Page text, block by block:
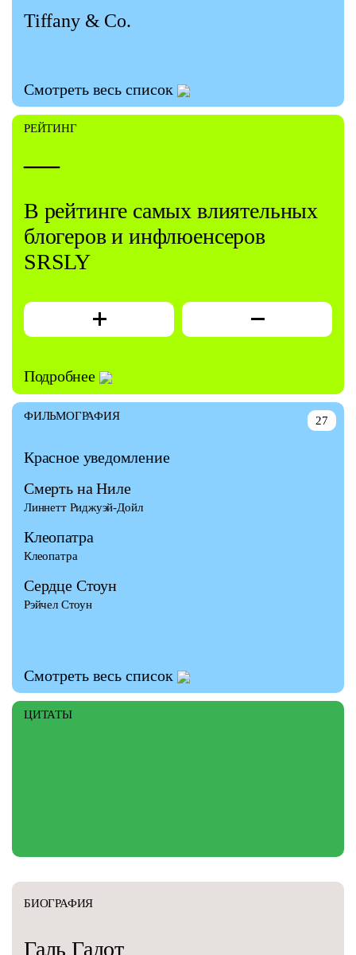
Tiffany & Co.
Смотреть весь список
РЕЙТИНГ
—
В рейтинге самых влиятельных
блогеров и инфлюенсеров
SRSLY
Подробнее
27
ФИЛЬМОГРАФИЯ
Красное уведомление
Смерть на Ниле
Линнетт Риджуэй-Дойл
Клеопатра
Клеопатра
Сердце Стоун
Рэйчел Стоун
Смотреть весь список
ЦИТАТЫ
БИОГРАФИЯ
Галь Гадот